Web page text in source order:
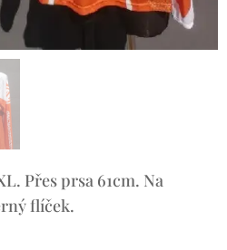
Přes prsa 61cm. Na
flíček.